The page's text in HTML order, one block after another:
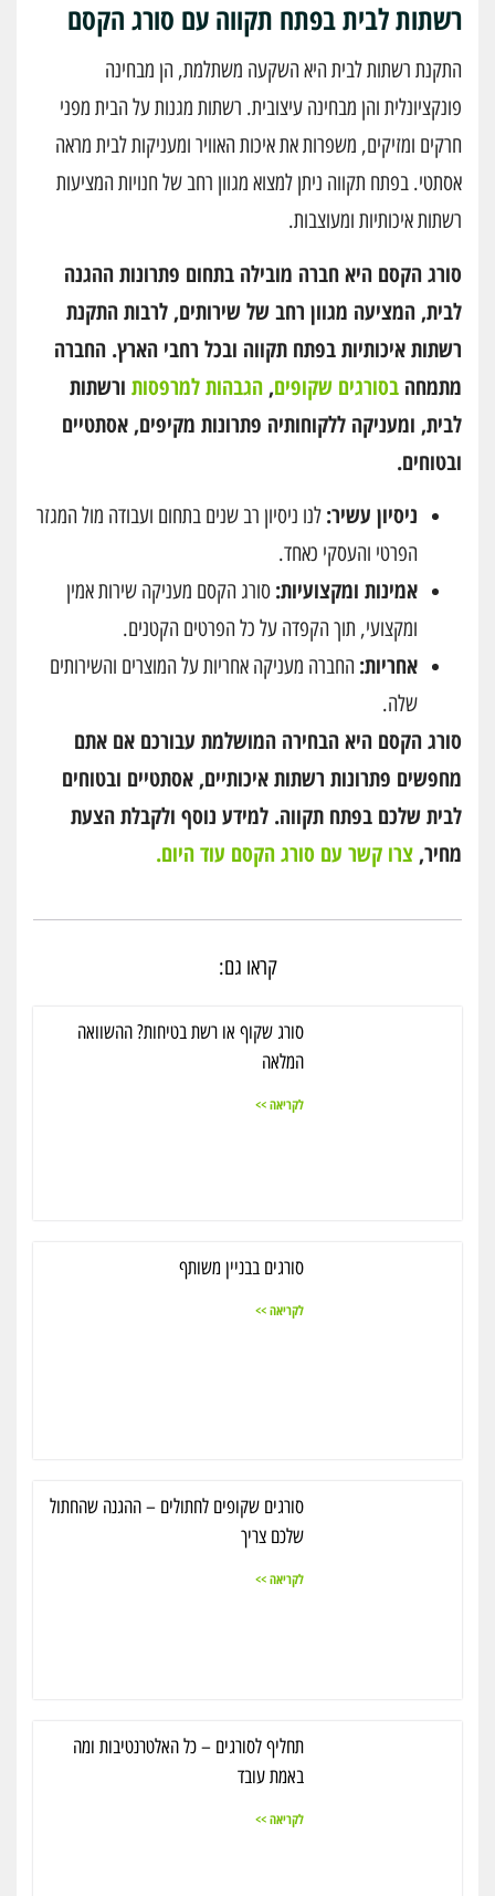
רשתות לבית בפתח תקווה עם סורג הקסם
התקנת רשתות לבית היא השקעה משתלמת, הן מבחינה
פונקציונלית והן מבחינה עיצובית. רשתות מגנות על הבית מפני
חרקים ומזיקים, משפרות את איכות האוויר ומעניקות לבית מראה
אסתטי. בפתח תקווה ניתן למצוא מגוון רחב של חנויות המציעות
רשתות איכותיות ומעוצבות.
סורג הקסם היא חברה מובילה בתחום פתרונות ההגנה
לבית, המציעה מגוון רחב של שירותים, לרבות התקנת
רשתות איכותיות בפתח תקווה ובכל רחבי הארץ. החברה
מתמחה בסורגים שקופים, הגבהות למרפסות ורשתות
לבית, ומעניקה ללקוחותיה פתרונות מקיפים, אסתטיים
ובטוחים.
ניסיון עשיר: לנו ניסיון רב שנים בתחום ועבודה מול המגזר
הפרטי והעסקי כאחד.
אמינות ומקצועיות: סורג הקסם מעניקה שירות אמין
ומקצועי, תוך הקפדה על כל הפרטים הקטנים.
אחריות: החברה מעניקה אחריות על המוצרים והשירותים
שלה.
סורג הקסם היא הבחירה המושלמת עבורכם אם אתם
מחפשים פתרונות רשתות איכותיים, אסתטיים ובטוחים
לבית שלכם בפתח תקווה. למידע נוסף ולקבלת הצעת
מחיר, צרו קשר עם סורג הקסם עוד היום.
קראו גם:
סורג שקוף או רשת בטיחות? ההשוואה
המלאה
לקריאה >>
סורגים בבניין משותף
לקריאה >>
סורגים שקופים לחתולים – ההגנה שהחתול
שלכם צריך
לקריאה >>
תחליף לסורגים – כל האלטרנטיבות ומה
באמת עובד
לקריאה >>